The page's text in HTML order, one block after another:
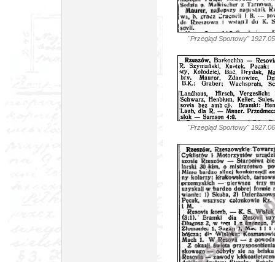
"Przegląd Sportowy"
"Przegląd Sportowy"